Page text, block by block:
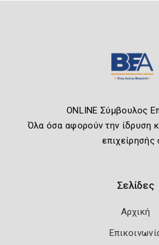
ONLINE Σύμβουλος
Όλα όσα αφορούν την ίδρυση
επιχείρησής
Σελίδες
Αρχική